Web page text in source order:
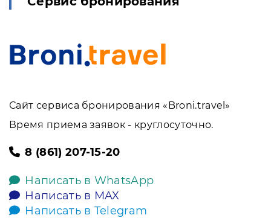
Сайт сервиса бронирования «Broni.travel»
Время приема заявок - круглосуточно.
8 (861) 207-15-20
Написать в WhatsApp
Написать в MAX
Написать в Telegram